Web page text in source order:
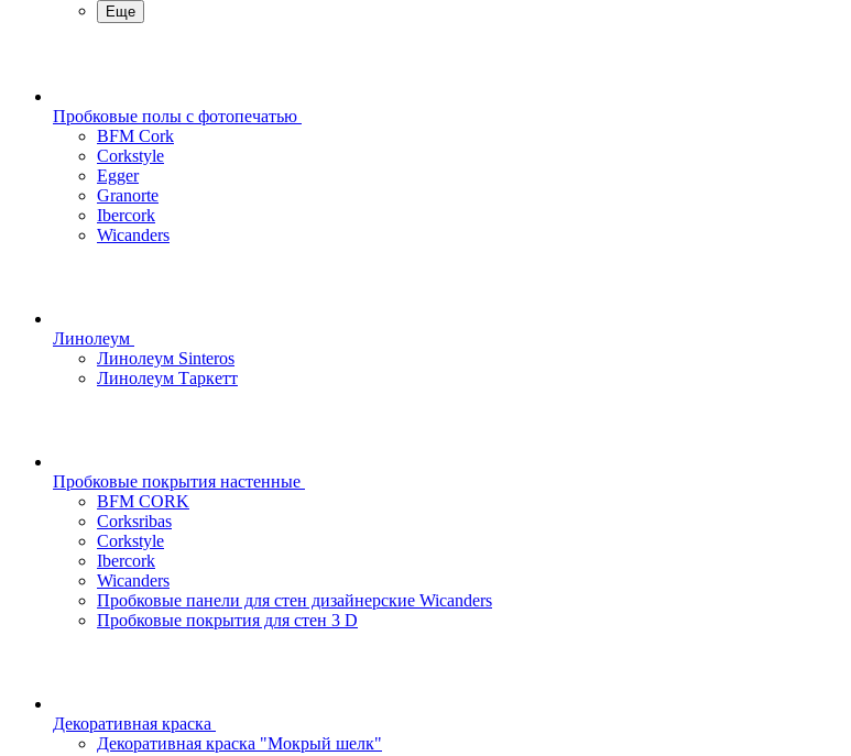
Еще
Пробковые полы с фотопечатью
BFM Cork
Corkstyle
Egger
Granorte
Ibercork
Wicanders
Линолеум
Линолеум Sinteros
Линолеум Таркетт
Пробковые покрытия настенные
BFM CORK
Corksribas
Corkstyle
Ibercork
Wicanders
Пробковые панели для стен дизайнерские Wicanders
Пробковые покрытия для стен 3 D
Декоративная краска
Декоративная краска "Мокрый шелк"